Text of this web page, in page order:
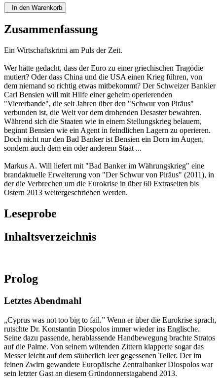
In den Warenkorb
Zusammenfassung
Ein Wirtschaftskrimi am Puls der Zeit.
Wer hätte gedacht, dass der Euro zu einer griechischen Tragödie
mutiert? Oder dass China und die USA einen Krieg führen, von
dem niemand so richtig etwas mitbekommt? Der Schweizer Bankier
Carl Bensien will mit Hilfe einer geheim operierenden
"Viererbande", die seit Jahren über den "Schwur von Piräus"
verbunden ist, die Welt vor dem drohenden Desaster bewahren.
Während sich die Staaten wie in einem Stellungskrieg belauern,
beginnt Bensien wie ein Agent in feindlichen Lagern zu operieren.
Doch nicht nur den Bad Banker ist Bensien ein Dorn im Augen,
sondern auch dem ein oder anderem Staat ...
Markus A. Will liefert mit "Bad Banker im Währungskrieg" eine
brandaktuelle Erweiterung von "Der Schwur von Piräus" (2011), in
der die Verbrechen um die Eurokrise in über 60 Extraseiten bis
Ostern 2013 weitergeschrieben werden.
Leseprobe
Inhaltsverzeichnis
Prolog
Letztes Abendmahl
„Cyprus was not too big to fail.” Wenn er über die Eurokrise sprach,
rutschte Dr. Konstantin Diospolos immer wieder ins Englische.
Seine dazu passende, herablassende Handbewegung brachte Stratos
auf die Palme. Von seinem wütenden Zittern klapperte sogar das
Messer leicht auf dem säuberlich leer gegessenen Teller. Der im
feinen Zwirn gewandete Europäische Zentralbanker Diospolos war
sein letzter Gast an diesem Gründonnerstagabend 2013.